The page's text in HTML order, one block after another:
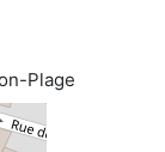
Plage